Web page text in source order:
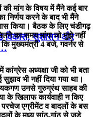
विकास, सुशासन और
मांग के विषय में मैंने कई बार
निर्णय करने के बाद भी मैंने
किया। बैठक के लिए चंडीगढ़
का समय मांगा जो मुझे नहीं
मुख्यमंत्री 4 बजे, गवर्नर से
अध्यक्षा जी को भी बता
भी नहीं दिया गया था।
उनसे गुरुग्रंथ साहब की
के खिलाफ कार्यवाही न किए
एग्रीमेंट व बादलों के बस
के मध्य सांठ-गांठ से जुड़े